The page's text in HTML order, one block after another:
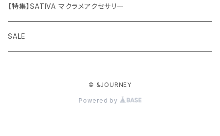
【特集】SATIVA マクラメアクセサリー
SALE
© &JOURNEY
Powered by